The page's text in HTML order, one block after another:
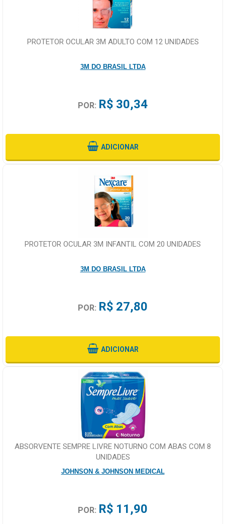
PROTETOR OCULAR 3M ADULTO COM 12 UNIDADES
3M DO BRASIL LTDA
POR: R$ 30,34
ADICIONAR
PROTETOR OCULAR 3M INFANTIL COM 20 UNIDADES
3M DO BRASIL LTDA
POR: R$ 27,80
ADICIONAR
ABSORVENTE SEMPRE LIVRE NOTURNO COM ABAS COM 8
UNIDADES
JOHNSON & JOHNSON MEDICAL
POR: R$ 11,90